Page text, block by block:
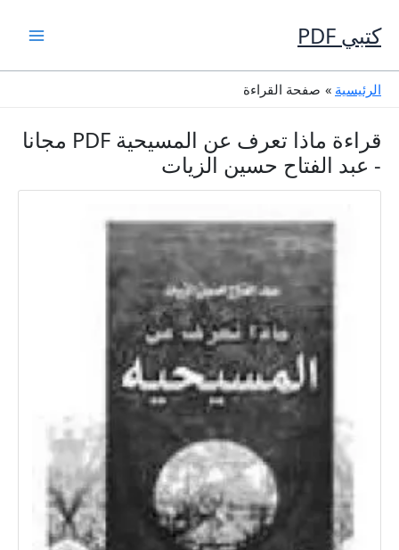
إلى
المحتوى
كتبي PDF
الرئيسية صفحة القراءة
قراءة ماذا تعرف عن المسيحية PDF مجانا
- عبد الفتاح حسين الزيات